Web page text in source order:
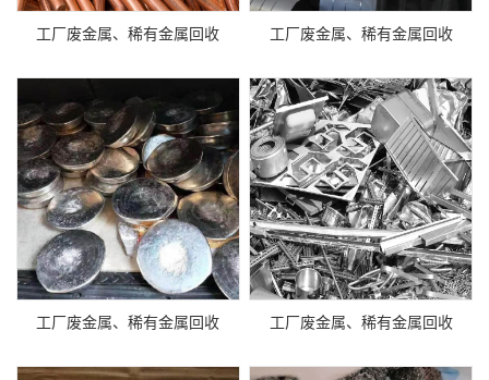
工厂废金属、稀有金属回收 工厂废金属、稀有金属回收
工厂废金属、稀有金属回收 工厂废金属、稀有金属回收